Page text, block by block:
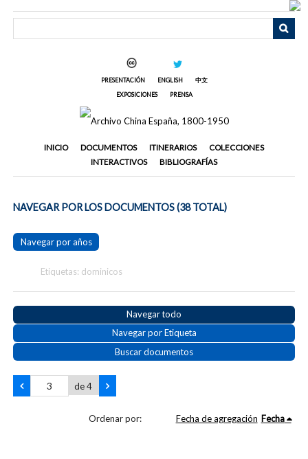
PRESENTACIÓN ENGLISH
中文
EXPOSICIONES
PRENSA
INICIO DOCUMENTOS ITINERARIOS
COLECCIONES
INTERACTIVOS
BIBLIOGRAFÍAS
NAVEGAR POR LOS DOCUMENTOS (38 TOTAL)
Navegar por años
Etiquetas: dominicos
Navegar todo
Navegar por Etiqueta
Buscar documentos
de 4
Ordenar por: Fecha de agregación Fecha